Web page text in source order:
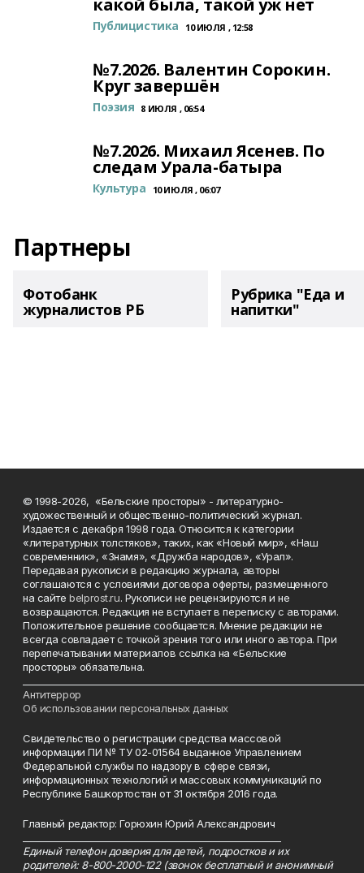
какой была, такой уж нет
Публицистика 10 ИЮЛЯ , 12:58
№7.2026. Валентин Сорокин.
Круг завершён
Поэзия 8 ИЮЛЯ , 06:54
№7.2026. Михаил Ясенев. По
следам Урала-батыра
Культура 10 ИЮЛЯ , 06:07
Партнеры
Фотобанк
журналистов РБ
Рубрика "Еда и
напитки"
© 1998-2026, «Бельские просторы» - литературно-
художественный и общественно-политический журнал.
Издается с декабря 1998 года. Относится к категории
«литературных толстяков», таких, как «Новый мир», «Наш
современник», «Знамя», «Дружба народов», «Урал».
Передавая рукописи в редакцию журнала, авторы
соглашаются с условиями договора оферты, размещенного
на сайтеbelprost.ru. Рукописи не рецензируются и не
возвращаются. Редакция не вступает в переписку с авторами.
Положительное решение сообщается. Мнение редакции не
всегда совпадает с точкой зрения того или иного автора. При
перепечатывании материалов ссылка на «Бельские
просторы» обязательна.
Антитеррор
Об использовании персональных данных
Свидетельство о регистрации средства массовой
информации ПИ № ТУ 02-01564 выданное Управлением
Федеральной службы по надзору в сфере связи,
информационных технологий и массовых коммуникаций по
Республике Башкортостан от 31 октября 2016 года.
Главный редактор: Горюхин Юрий Александрович
Единый телефон доверия для детей, подростков и их
родителей: 8-800-2000-122 (звонок бесплатный и анонимный